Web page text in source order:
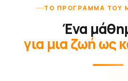
ΤΟ ΠΡΌΓΡΑΜΜΑ ΤΟΥ
Ένα
για μια ζωή ως